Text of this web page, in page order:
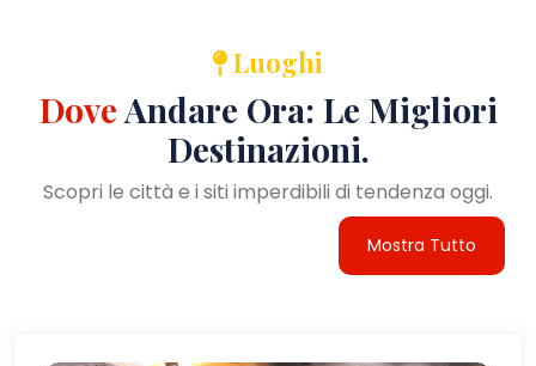
Luoghi
DoveAndare Ora: Le Migliori
Destinazioni.
Scopri le città e i siti imperdibili di tendenza oggi.
Mostra Tutto